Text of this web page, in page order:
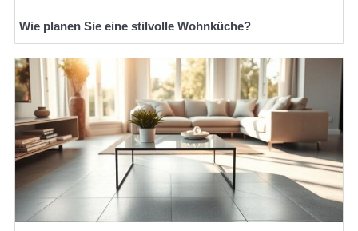
Wie planen Sie eine stilvolle Wohnküche?